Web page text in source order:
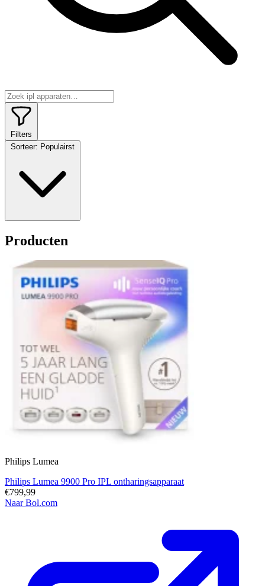
Filters
Sorteer: Populairst
Producten
Philips Lumea
Philips Lumea 9900 Pro IPL ontharingsapparaat
€799,99
Naar Bol.com